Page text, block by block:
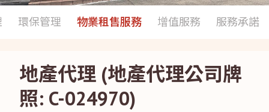
環保管理 物業租售服務 增值服務 服務承諾
地產代理 (地產代理公司牌
照: C-024970)